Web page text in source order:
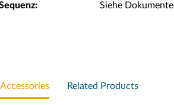
Siehe Dokumente
Accessories Related Products